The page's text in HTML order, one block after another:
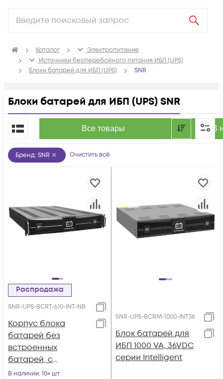
Каталог
Электропитание
Источники бесперебойного питания ИБП (UPS)
Блоки батарей для ИБП (UPS)
SNR
Блоки батарей для ИБП (UPS) SNR
Все товары В
По популярности
Бренд: SNR Очистить всё
Распродажа
SNR-UPS-BCRT-610-INT-NB
Корпус блока
батарей без
встроенных
батарей, с
перемычками, для
В наличии: 10+ шт
SNR-UPS-BCRM-1000-INT36
Блок батарей для
ИБП 1000 VA, 36VDC
серии Intelligent